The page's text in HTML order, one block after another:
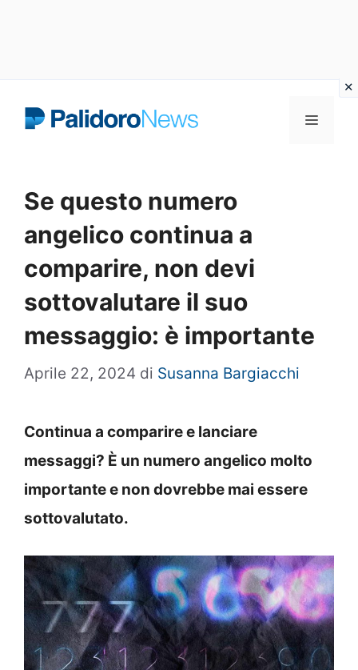
Menu
Se questo numero
angelico continua a
comparire, non devi
sottovalutare il suo
messaggio: è importante
Aprile 22, 2024 di Susanna Bargiacchi
Continua a comparire e lanciare
messaggi? È un numero angelico molto
importante e non dovrebbe mai essere
sottovalutato.